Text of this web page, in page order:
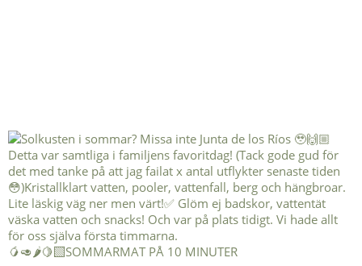
🥭🥑🌶️🍋‍🟩SOMMARMAT PÅ 10 MINUTER